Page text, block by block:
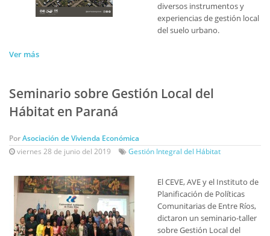
diversos instrumentos y
experiencias de gestión local
del suelo urbano.
Ver más
Seminario sobre Gestión Local del
Hábitat en Paraná
PorAsociación de Vivienda Económica
viernes 28 de junio del 2019
Gestión Integral del Hábitat
El CEVE, AVE y el Instituto de
Planificación de Políticas
Comunitarias de Entre Ríos,
dictaron un seminario-taller
sobre Gestión Local del